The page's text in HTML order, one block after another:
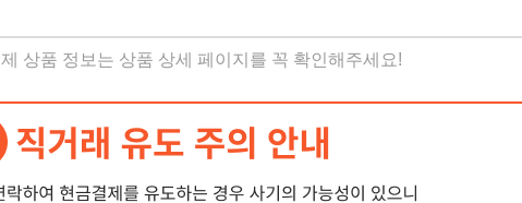
상품 정보는 상품 상세 페이지를 꼭 확인해주세요!